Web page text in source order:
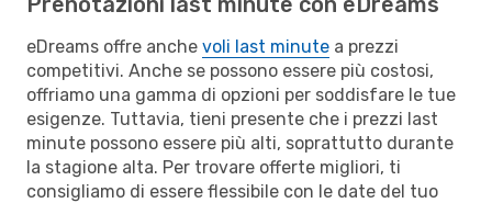
eDreams offre anche voli last minute a prezzi
competitivi. Anche se possono essere più costosi,
offriamo una gamma di opzioni per soddisfare le tue
esigenze. Tuttavia, tieni presente che i prezzi last
minute possono essere più alti, soprattutto durante
la stagione alta. Per trovare offerte migliori, ti
consigliamo di essere flessibile con le date del tuo